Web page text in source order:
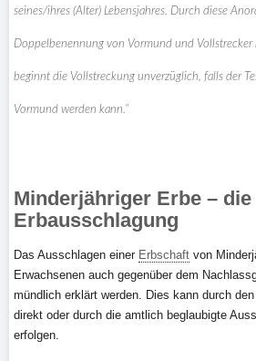
seines/ihres (Alter) Lebensjahres. Durch diese
Doppelbenennung von Vormund und
beginnt die Vollstreckung unverzüglich, falls der
Vormund werden kann.“
Minderjähriger Erbe – die
Erbausschlagung
Das Ausschlagen einer Erbschaft von
Erwachsenen auch gegenüber dem
mündlich erklärt werden. Dies kann durch
direkt oder durch die amtlich beglaubigte
erfolgen.